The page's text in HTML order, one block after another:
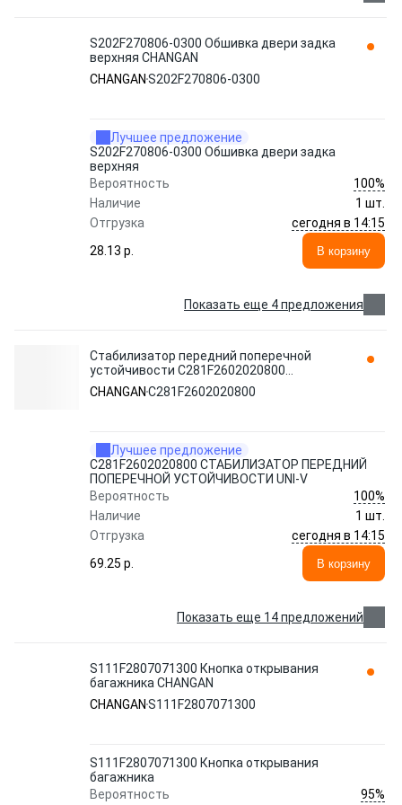
S202F270806-0300 Обшивка двери задка
верхняя CHANGAN
CHANGAN S202F270806-0300
Лучшее предложение
S202F270806-0300 Обшивка двери задка
верхняя
Вероятность
100%
Наличие
1 шт.
Отгрузка
сегодня в 14:15
28.13 p.
В корзину
Показать еще 4 предложения
Стабилизатор передний поперечной
устойчивости C281F2602020800
CHANGAN
CHANGAN C281F2602020800
Лучшее предложение
C281F2602020800 СТАБИЛИЗАТОР ПЕРЕДНИЙ
ПОПЕРЕЧНОЙ УСТОЙЧИВОСТИ UNI-V
Вероятность
100%
Наличие
1 шт.
Отгрузка
сегодня в 14:15
69.25 p.
В корзину
Показать еще 14 предложений
S111F2807071300 Кнопка открывания
багажника CHANGAN
CHANGAN S111F2807071300
S111F2807071300 Кнопка открывания
багажника
Вероятность
95%